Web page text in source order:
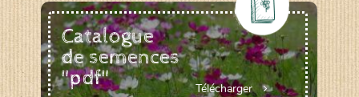
Catalogue
de semences
"pdf"
Télécharger